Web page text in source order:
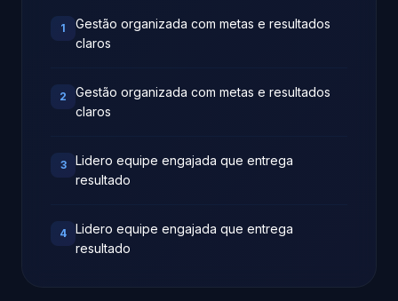
1
Gestão organizada com metas e resultados
claros
2
Gestão organizada com metas e resultados
claros
3
Lidero equipe engajada que entrega
resultado
4
Lidero equipe engajada que entrega
resultado